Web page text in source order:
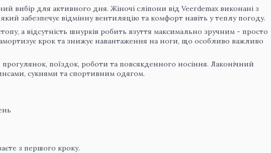
вибір для активного дня. Жіночі сліпони від Veerdemax виконані з
забезпечує відмінну вентиляцію та комфорт навіть у теплу погоду.
а відсутність шнурків робить взуття максимально зручним - просто
крок та знижує навантаження на ноги, що особливо важливо
поїздок, роботи та повсякденного носіння. Лаконічний
сукнями та спортивним одягом.
з першого кроку.